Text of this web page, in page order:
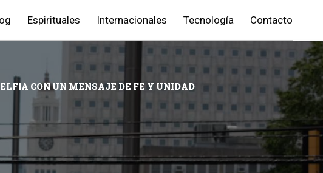
Espirituales Internacionales Tecnología Contacto
CON UN MENSAJE DE FE Y UNIDAD